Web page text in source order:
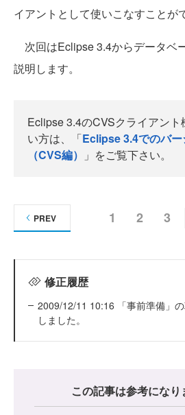
イアントとして使いこなすことが
次回はEclipse 3.4からデータベ
説明します。
Eclipse 3.4のCVSクライアン
い方は、「Eclipse 3.4でのバ
（CVS編）
」をご覧下さい。
1 2 3
PREV
修正履歴
2009/12/11 10:16 「事前準備」
しました。
この記事は参考になり